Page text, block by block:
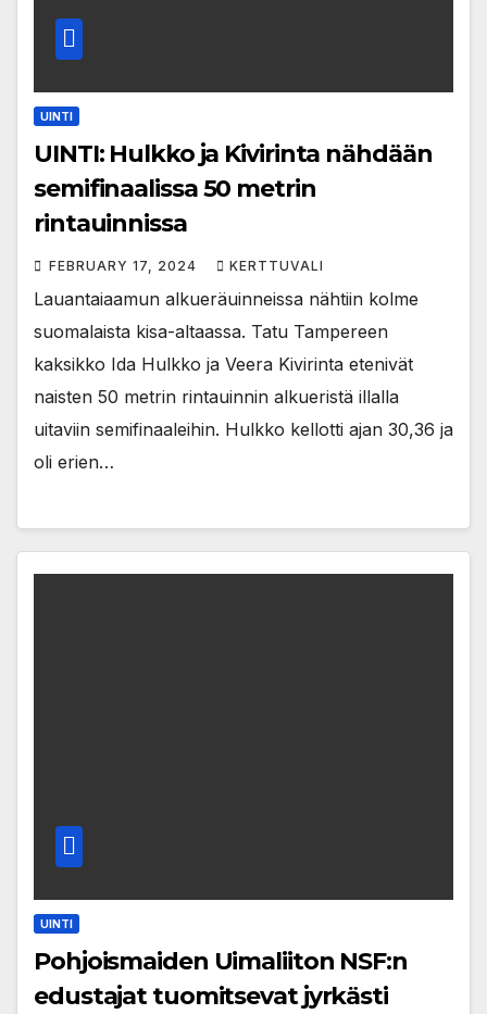
UINTI
UINTI: Hulkko ja Kivirinta nähdään
semifinaalissa 50 metrin
rintauinnissa
FEBRUARY 17, 2024 KERTTUVALI
Lauantaiaamun alkueräuinneissa nähtiin kolme
suomalaista kisa-altaassa. Tatu Tampereen
kaksikko Ida Hulkko ja Veera Kivirinta etenivät
naisten 50 metrin rintauinnin alkueristä illalla
uitaviin semifinaaleihin. Hulkko kellotti ajan 30,36 ja
oli erien…
UINTI
Pohjoismaiden Uimaliiton NSF:n
edustajat tuomitsevat jyrkästi